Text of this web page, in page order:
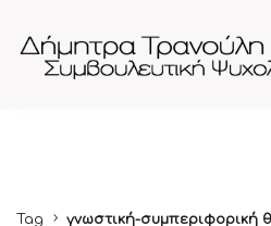
Tag γνωστική-συμπεριφορική